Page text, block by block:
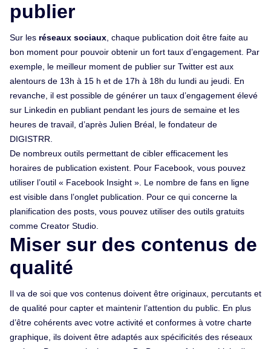
publier
Sur les réseaux sociaux , chaque publication doit être faite au
bon moment pour pouvoir obtenir un fort taux d’engagement. Par
exemple, le meilleur moment de publier sur Twitter est aux
alentours de 13h à 15 h et de 17h à 18h du lundi au jeudi. En
revanche, il est possible de générer un taux d’engagement élevé
sur Linkedin en publiant pendant les jours de semaine et les
heures de travail, d’après Julien Bréal, le fondateur de
DIGISTRR.
De nombreux outils permettant de cibler efficacement les
horaires de publication existent. Pour Facebook, vous pouvez
utiliser l’outil « Facebook Insight ». Le nombre de fans en ligne
est visible dans l’onglet publication. Pour ce qui concerne la
planification des posts, vous pouvez utiliser des outils gratuits
comme Creator Studio.
Miser sur des contenus de
qualité
Il va de soi que vos contenus doivent être originaux, percutants et
de qualité pour capter et maintenir l’attention du public. En plus
d’être cohérents avec votre activité et conformes à votre charte
graphique, ils doivent être adaptés aux spécificités des réseaux